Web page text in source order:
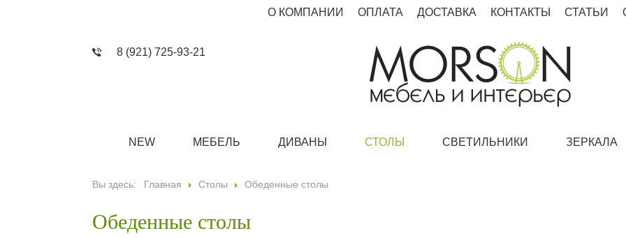
О КОМПАНИИ ОПЛАТА ДОСТАВКА КОНТАКТЫ СТАТЬИ
8 (921) 725-93-21
NEW МЕБЕЛЬ ДИВАНЫ СТОЛЫ СВЕТИЛЬНИКИ ЗЕРКАЛА
Вы здесь: Главная Столы Обеденные столы
Обеденные столы